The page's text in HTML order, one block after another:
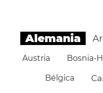
Alemania
Austria Bosnia-
Bélgica